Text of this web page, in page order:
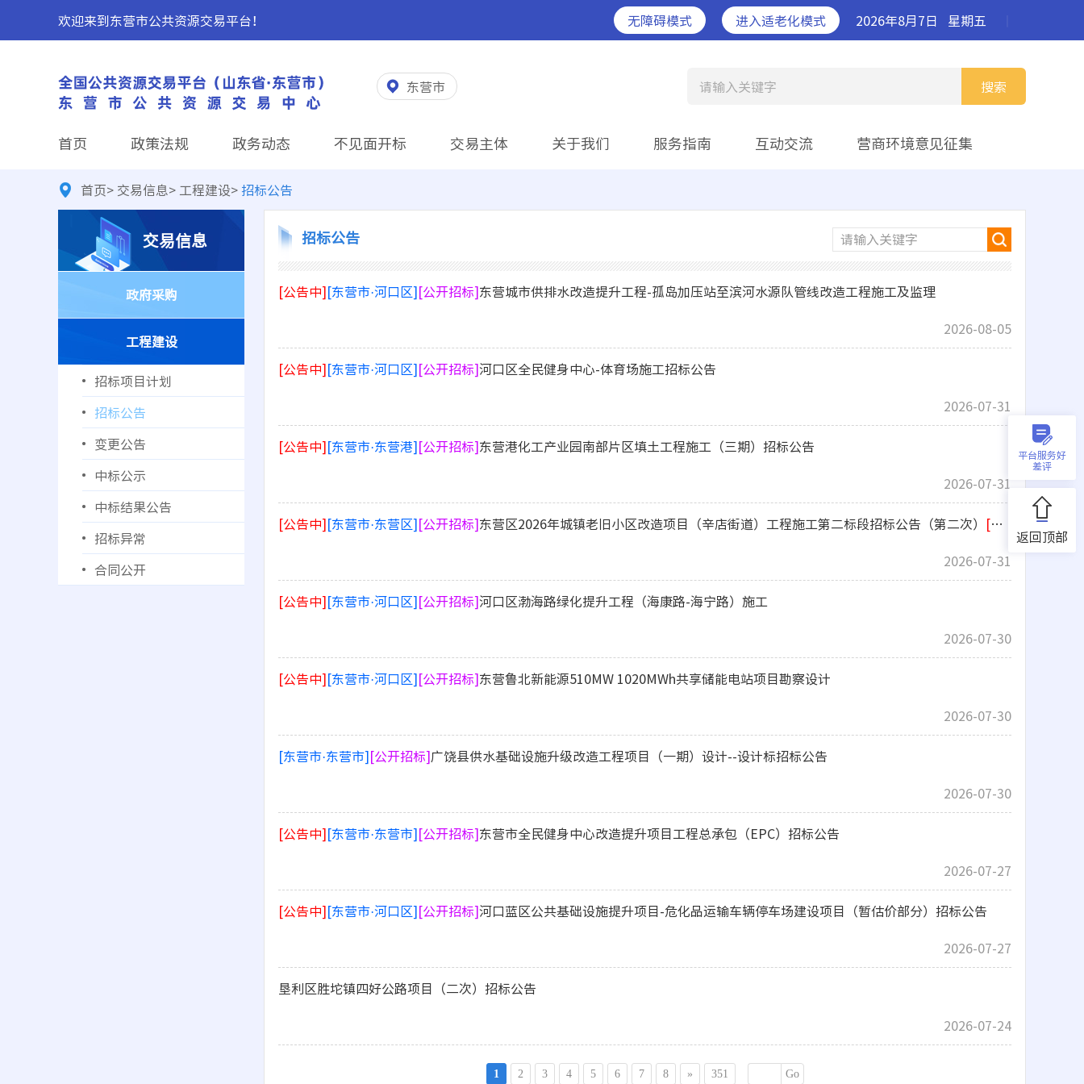
欢迎来到东营市公共资源交易平台！ 无障碍模式 进入适老化模式 2026年8月7日 星期五
东营市 搜索
请输入关键字
首页 政策法规 政务动态 不见面开标 交易主体 关于我们 服务指南 互动交流 营商环境意见征集
平台服务好
差评
返回顶部
首页> 交易信息> 工程建设>招标公告
交易信息
政府采购
工程建设
招标项目计划
招标公告
变更公告
中标公示
中标结果公告
招标异常
合同公开
招标公告 请输入关键字
[公告中][东营市·河口区][公开招标]东营城市供排水改造提升工程-孤岛加压站至滨河水源队管线改造工程施工及监理
2026-08-05
[公告中][东营市·河口区][公开招标]河口区全民健身中心-体育场施工招标公告
2026-07-31
[公告中][东营市·东营港][公开招标]东营港化工产业园南部片区填土工程施工（三期）招标公告
2026-07-31
[公告中][东营市·东营区][公开招标]东营区2026年城镇老旧小区改造项目（辛店街道）工程施工第二标段招标公告（第二次） [重发公告]
2026-07-31
[公告中][东营市·河口区][公开招标]河口区渤海路绿化提升工程（海康路-海宁路）施工
2026-07-30
[公告中][东营市·河口区][公开招标]东营鲁北新能源510MW 1020MWh共享储能电站项目勘察设计
2026-07-30
[东营市·东营市][公开招标]广饶县供水基础设施升级改造工程项目（一期）设计--设计标招标公告
2026-07-30
[公告中][东营市·东营市][公开招标]东营市全民健身中心改造提升项目工程总承包（EPC）招标公告
2026-07-27
[公告中][东营市·河口区][公开招标]河口蓝区公共基础设施提升项目-危化品运输车辆停车场建设项目（暂估价部分）招标公告
2026-07-27
垦利区胜坨镇四好公路项目（二次）招标公告
2026-07-24
1 2 3 4 5 6 7 8 » 351 Go